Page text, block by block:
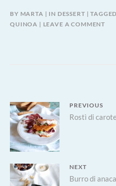
BY MARTA IN DESSERT TAGGED
QUINOA
LEAVE A COMMENT
Navigazione
articoli
PREVIOUS
Previous
post:
Rostì di
NEXT
Next
Burro di